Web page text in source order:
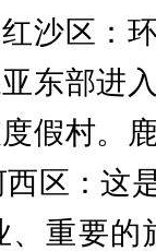
沙区：
东部进
假村。
区：这
重要